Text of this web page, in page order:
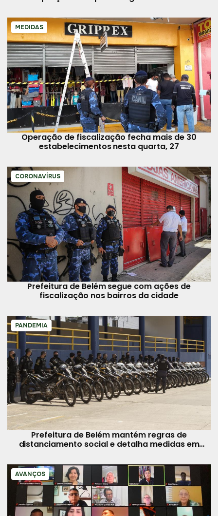
MEDIDAS
Operação de fiscalização fecha mais de 30
estabelecimentos nesta quarta, 27
CORONAVÍRUS
Prefeitura de Belém segue com ações de
fiscalização nos bairros da cidade
PANDEMIA
Prefeitura de Belém mantém regras de
distanciamento social e detalha medidas em
AVANÇOS